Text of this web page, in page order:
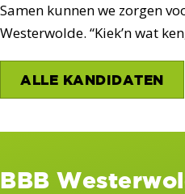
Samen kunnen we zorgen
Westerwolde. “Kiek’n wat
ALLE KANDIDATEN
BBB